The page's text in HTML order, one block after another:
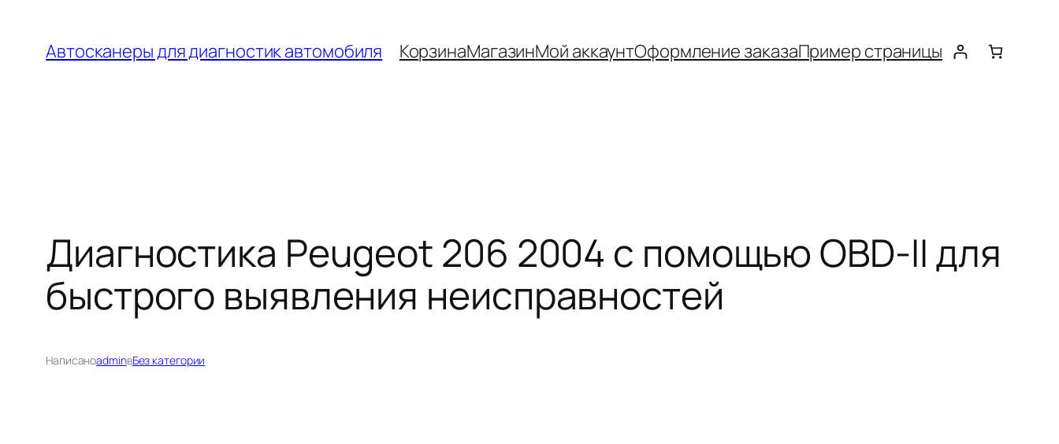
содержимому
Автосканеры для диагностик автомобиля КорзинаМагазинМой аккаунтОформление заказаПример страницы
Диагностика Peugeot 206 2004 с помощью OBD-II для
быстрого выявления неисправностей
НаписаноadminвБез категории